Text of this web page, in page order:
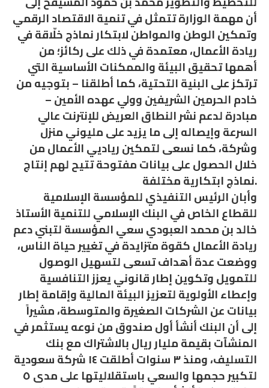
أن مهمة الوزارة تتمثل في تنمية الاقتصاد الرقمي
وتمكين الوطن والمواطن لابتكار نماذج خلّاقة في
ريادة الأعمال، معتمدة في ذلك على ركائز؛ من
أهمها تحقيق البيئة والممكنات الأساسية التي
ترتكز على البنية التحتية، كما أطلقنا – بتوجيه من
خادم الحرمين الشريفين وولي عهده الأمين –
مبادرة لدعم نشر النطاق العريض للإنترنت عالي
السرعة وإيصاله إلى ما يزيد على مليوني منزل
وشركة، كما نسعى لتمكين رياديي الأعمال من
خلال الحصول على بيانات مفتوحة تتيح لهم إنتاج
نماذج ابتكارية مختلفة.
وأبان الرئيس التنفيذي للمؤسسة الإسلامية
للقطاع الخاص في البنك الإسلامي للتنمية الأستاذ
خالد بن محمد العبودي سعي المؤسسة لتبني دعم
ريادة الأعمال كقوة متزايدة في تغيير حياة الناس،
ووضعت عدة أهداف تسعى لتسهيل الوصول
للتمويل وتكوين إطار قانوني يعزز التنافسية
وإعطاء الأولوية لتعزيز البيئة المالية وإقامة إطار
بيانات عن الشركات الصغيرة والمتوسطة، مشيراً
إلى أن البنك أنشأ أول صندوق من نوعه يستثمر في
المنشآت بقيمة مليار ريال بالاشتراك مع بنك
التسليف، ومنذ ٣ سنوات أطلقت ١٤ شركة سعودية
لتكبير حجمها والسعي باستقلاليتها على مدى ٥